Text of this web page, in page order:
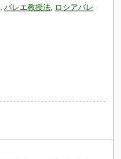
バレエ教授法
ロシアバレ